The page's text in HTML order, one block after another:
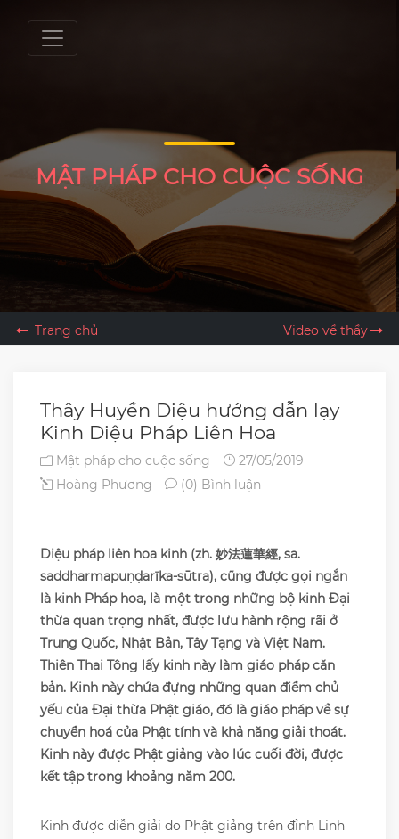
MẬT PHÁP CHO CUỘC SỐNG
Trang chủ Video về thầy
Thây Huyền Diệu hướng dẫn lạy
Kinh Diệu Pháp Liên Hoa
Mật pháp cho cuộc sống
27/05/2019
Hoàng Phương
(0) Bình luận
Diệu pháp liên hoa kinh (zh. 妙法蓮華經, sa.
saddharmapuṇḍarīka-sūtra), cũng được gọi ngắn
là kinh Pháp hoa, là một trong những bộ kinh Đại
thừa quan trọng nhất, được lưu hành rộng rãi ở
Trung Quốc, Nhật Bản, Tây Tạng và Việt Nam.
Thiên Thai Tông lấy kinh này làm giáo pháp căn
bản. Kinh này chứa đựng những quan điểm chủ
yếu của Đại thừa Phật giáo, đó là giáo pháp về sự
chuyển hoá của Phật tính và khả năng giải thoát.
Kinh này được Phật giảng vào lúc cuối đời, được
kết tập trong khoảng năm 200.
Kinh được diễn giải do Phật giảng trên đỉnh Linh